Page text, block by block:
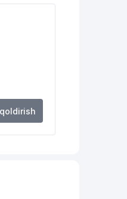
162 м
178 м
182 м